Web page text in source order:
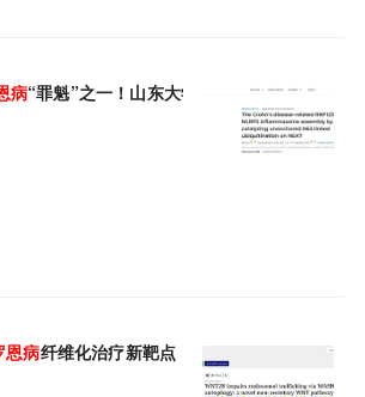
病“罪魁”之一！山东大学高成江/刘峰发现
恩病纤维化治疗新靶点，广州医科大学程旸等